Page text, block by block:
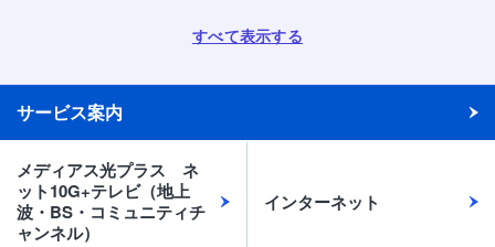
サービス案内
メディアス光プラス ネ
ット10G+テレビ（地上
波・BS・コミュニティチ
ャンネル）
インターネット
すべて表示する